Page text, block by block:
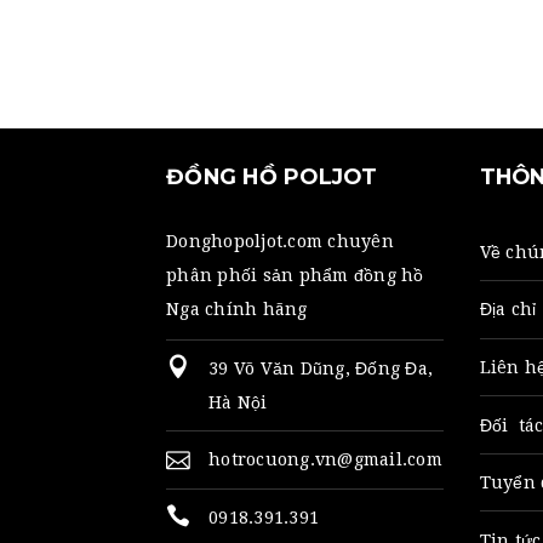
ĐỒNG HỒ POLJOT
Donghopoljot.com chuyên
phân phối sản phẩm đồng hồ
Nga chính hãng
39 Võ Văn Dũng, Đống Đa,
Hà Nội
hotrocuong.vn@gmail.com
0918.391.391
Về
Địa chỉ
Liên
Đối tác
Tuyển